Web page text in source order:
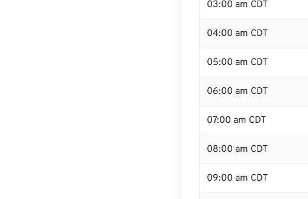
03:00 am CDT
04:00 am CDT
05:00 am CDT
06:00 am CDT
07:00 am CDT
08:00 am CDT
09:00 am CDT